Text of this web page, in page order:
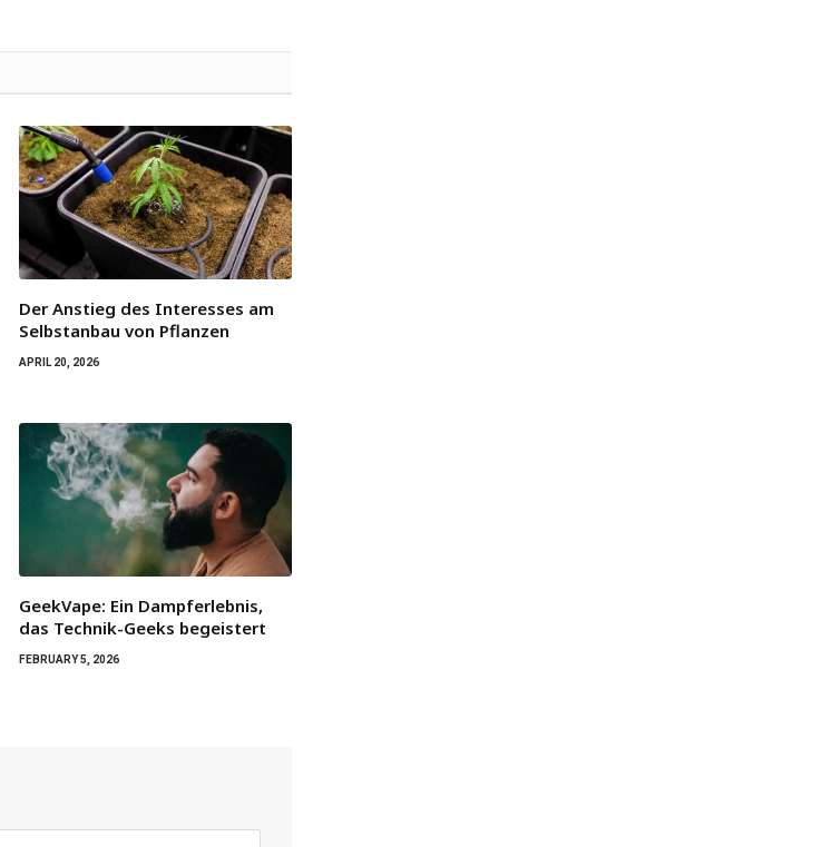
Der Anstieg des Interesses am
Selbstanbau von Pflanzen
APRIL 20, 2026
GeekVape: Ein Dampferlebnis,
das Technik-Geeks begeistert
FEBRUARY 5, 2026